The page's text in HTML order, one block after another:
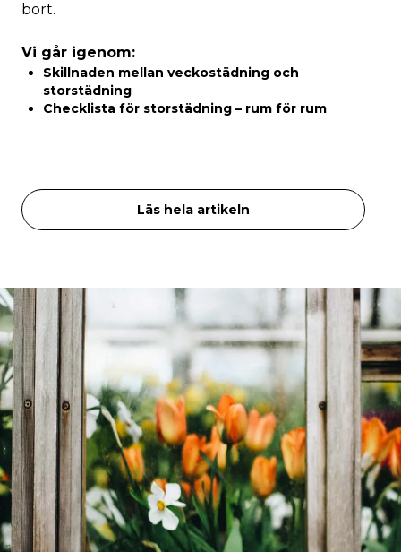
bort.
Vi går igenom:
Skillnaden mellan veckostädning och
storstädning
Checklista för storstädning – rum för rum
Läs hela artikeln